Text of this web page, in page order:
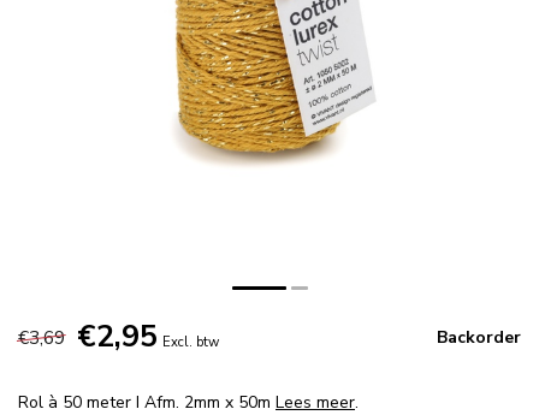
€3,69 €2,95 Excl. btw Backorder
Rol à 50 meter I Afm. 2mm x 50m Lees meer.